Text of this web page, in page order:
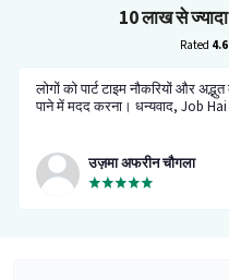
10 लाख से ज्यादा
Rated 4.6
लोगों को पार्ट टाइम नौकरियों और
पाने में मदद करना। धन्यवाद, Job Hai
उज़मा अफरीन चौगला